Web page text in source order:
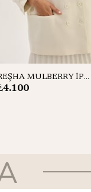
REŞHA MULBERRY İPEK EŞARP 90*90 CM - MAVİ